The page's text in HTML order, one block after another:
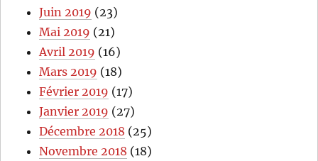
Juin 2019 (23)
Mai 2019 (21)
Avril 2019 (16)
Mars 2019 (18)
Février 2019 (17)
Janvier 2019 (27)
Décembre 2018 (25)
Novembre 2018 (18)